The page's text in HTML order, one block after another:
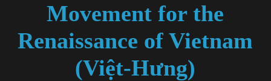
Movement for the
Renaissance of Vietnam
(Việt-Hưng)